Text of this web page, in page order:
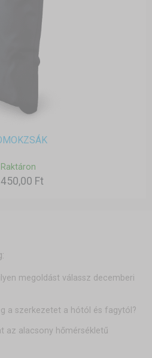
Raktáron
Ft
megoldást válassz decemberi
a szerkezetet a hótól és fagytól?
az alacsony hőmérsékletű